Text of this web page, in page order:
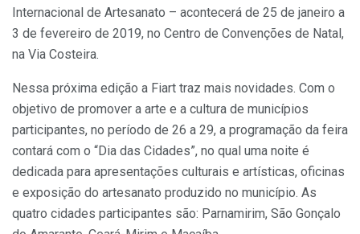
Internacional de Artesanato – acontecerá de 25 de janeiro a
3 de fevereiro de 2019, no Centro de Convenções de Natal,
na Via Costeira.
Nessa próxima edição a Fiart traz mais novidades. Com o
objetivo de promover a arte e a cultura de municípios
participantes, no período de 26 a 29, a programação da feira
contará com o “Dia das Cidades”, no qual uma noite é
dedicada para apresentações culturais e artísticas, oficinas
e exposição do artesanato produzido no município. As
quatro cidades participantes são: Parnamirim, São Gonçalo